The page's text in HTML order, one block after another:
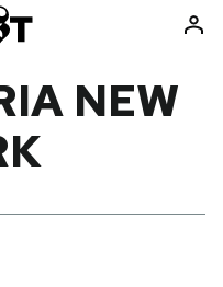
Libri
NEW